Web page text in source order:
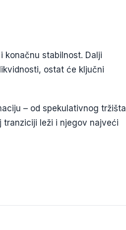
konačnu stabilnost. Dalji
ostat će ključni
– od spekulativnog tržišta
tranziciji leži i njegov najveći